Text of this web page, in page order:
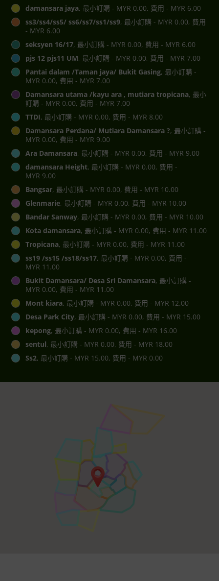
damansara jaya, 最小訂購 - MYR 0.00, 費用 - MYR 6.00
ss3/ss4/ss5/ ss6/ss7/ss1/ss9, 最小訂購 - MYR 0.00, 費用
- MYR 6.00
seksyen 16/17, 最小訂購 - MYR 0.00, 費用 - MYR 6.00
pjs 12 pjs11 UM, 最小訂購 - MYR 0.00, 費用 - MYR 7.00
Pantai dalam /Taman jaya/ Bukit Gasing, 最小訂購 -
MYR 0.00, 費用 - MYR 7.00
Damansara utama /kayu ara , mutiara tropicana, 最小
訂購 - MYR 0.00, 費用 - MYR 7.00
TTDI, 最小訂購 - MYR 0.00, 費用 - MYR 8.00
Damansara Perdana/ Mutiara Damansara ?, 最小訂購 -
MYR 0.00, 費用 - MYR 9.00
Ara Damansara, 最小訂購 - MYR 0.00, 費用 - MYR 9.00
damansara Height, 最小訂購 - MYR 0.00, 費用 -
MYR 9.00
Bangsar, 最小訂購 - MYR 0.00, 費用 - MYR 10.00
Glenmarie, 最小訂購 - MYR 0.00, 費用 - MYR 10.00
Bandar Sanway, 最小訂購 - MYR 0.00, 費用 - MYR 10.00
Kota damansara, 最小訂購 - MYR 0.00, 費用 - MYR 11.00
Tropicana, 最小訂購 - MYR 0.00, 費用 - MYR 11.00
ss19 /ss15 /ss18/ss17, 最小訂購 - MYR 0.00, 費用 -
MYR 11.00
Bukit Damansara/ Desa Sri Damansara, 最小訂購 -
MYR 0.00, 費用 - MYR 11.00
Mont kiara, 最小訂購 - MYR 0.00, 費用 - MYR 12.00
Desa Park City, 最小訂購 - MYR 0.00, 費用 - MYR 15.00
kepong, 最小訂購 - MYR 0.00, 費用 - MYR 16.00
sentul, 最小訂購 - MYR 0.00, 費用 - MYR 18.00
Ss2, 最小訂購 - MYR 15.00, 費用 - MYR 0.00